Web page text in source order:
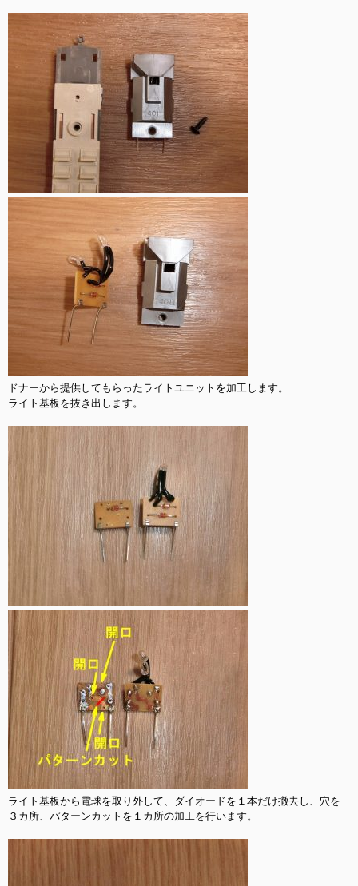
ドナーから提供してもらったライトユニットを加工します。
ライト基板を抜き出します。
ライト基板から電球を取り外して、ダイオードを１本だけ撤去し、穴を
３カ所、パターンカットを１カ所の加工を行います。